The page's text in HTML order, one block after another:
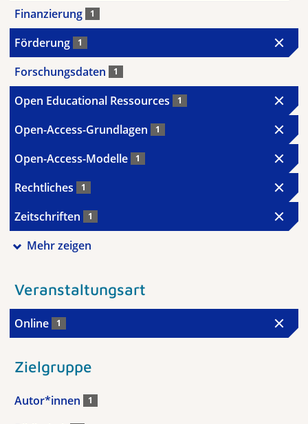
Finanzierung 1
Förderung 1
Forschungsdaten 1
Open Educational Ressources 1
Open-Access-Grundlagen 1
Open-Access-Modelle 1
Rechtliches 1
Zeitschriften 1
Mehr zeigen
Veranstaltungsart
Online 1
Zielgruppe
Autor*innen 1